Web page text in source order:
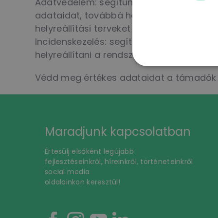
adataidat, továbbá hozzáférési
helyreállítási terveket dolgozunk ki.
Incidenskezelés: segítünk gyorsan
helyreállítani a rendszereidet.
Védd meg értékes adataidat a
Maradjunk kapcsolatban
Értesülj elsőként legújabb
fejlesztéseinkről, híreinkről, történeteinkről
social media
oldalainkon keresztül!